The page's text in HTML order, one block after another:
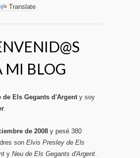
Translate
MI BLOG
de Els Gegants d'Argent y soy
de 2008 y pesé 380
son Elvis Presley de Els
y Neu de Els Gegants d'Argent